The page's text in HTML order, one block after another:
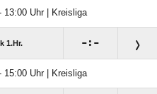
13:00 Uhr | Kreisliga
1.Hr. : 
15:00 Uhr | Kreisliga